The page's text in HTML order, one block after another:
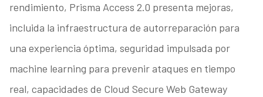
rendimiento, Prisma Access 2.0 presenta mejoras,
incluida la infraestructura de autorreparación para
una experiencia óptima, seguridad impulsada por
machine learning para prevenir ataques en tiempo
real, capacidades de Cloud Secure Web Gateway